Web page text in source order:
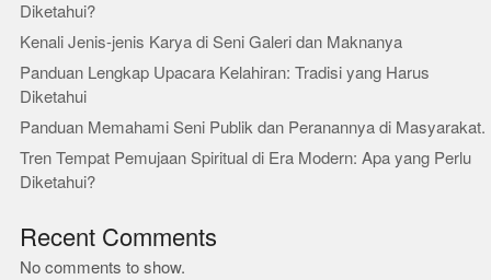
Diketahui?
Kenali Jenis-jenis Karya di Seni Galeri dan Maknanya
Panduan Lengkap Upacara Kelahiran: Tradisi yang Harus
Diketahui
Panduan Memahami Seni Publik dan Peranannya di Masyarakat.
Tren Tempat Pemujaan Spiritual di Era Modern: Apa yang Perlu
Diketahui?
Recent Comments
No comments to show.